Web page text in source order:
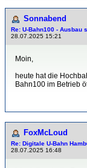
Sonnabend
Re: U-Bahn100 - Ausbau
28.07.2025 15:21
Moin,
heute hat die
Bahn100 im Betrieb
FoxMcLoud
Re: Digitale U-Bahn
28.07.2025 16:48